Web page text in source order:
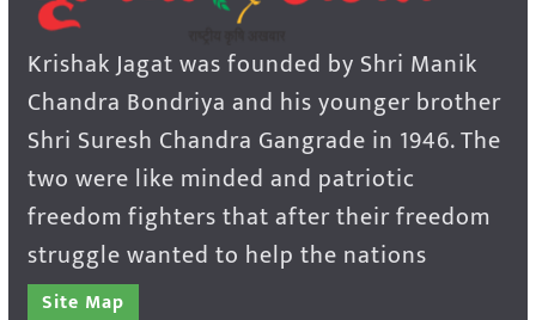
Krishak Jagat was founded by Shri Manik
Chandra Bondriya and his younger brother
Shri Suresh Chandra Gangrade in 1946. The
two were like minded and patriotic
freedom fighters that after their freedom
struggle wanted to help the nations
Site Map